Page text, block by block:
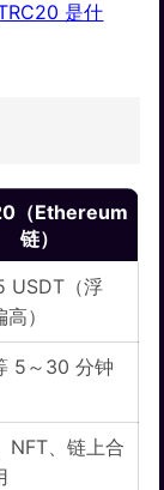
是什
（Ethereum
链）
USDT（浮
）
5～30 分钟
NFT、链上合